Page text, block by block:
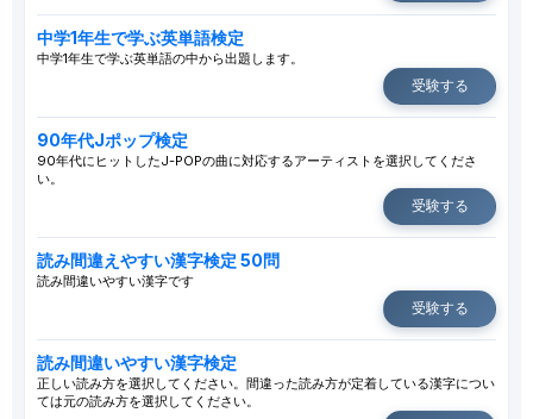
中学1年生で学ぶ英単語検定
中学1年生で学ぶ英単語の中から出題します。
受験する
90年代Jポップ検定
90年代にヒットしたJ-POPの曲に対応するアーティストを選択してくださ
い。
受験する
読み間違えやすい漢字検定 50問
読み間違いやすい漢字です
受験する
読み間違いやすい漢字検定
正しい読み方を選択してください。間違った読み方が定着している漢字につい
ては元の読み方を選択してください。